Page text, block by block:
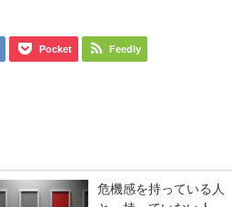
Pocket Feedly
危機感を持っている人